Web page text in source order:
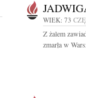
WIEK: 73
Z żalem
zmarła w